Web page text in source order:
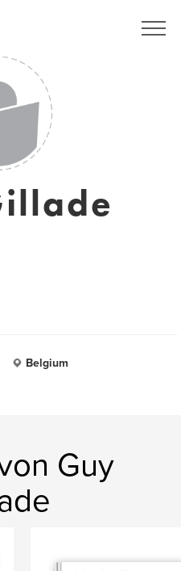
Belgium
Guy